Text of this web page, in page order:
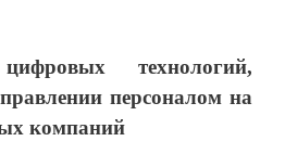
технологий,
персоналом на
компаний